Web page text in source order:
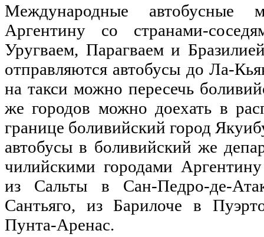
Международные автобусные
Аргентину со странами-
Уругваем, Парагваем и
отправляются автобусы до Ла-
на такси можно пересечь
же городов можно доехать в
границе боливийский город
автобусы в боливийский же
чилийскими городами
из Сальты в Сан-Педро-де-
Сантьяго, из Барилоче в
Пунта-Аренас.